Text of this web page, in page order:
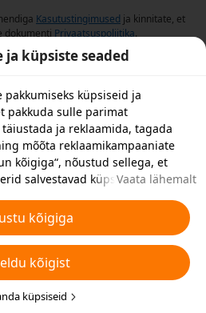
Kasutustingimused ja kinnitate, et
dokumenti Privaatsuspoliitika.
ja küpsiste seaded
pakkumiseks küpsiseid ja
pakkuda sulle parimat
ja reklaamida, tagada
mõõta reklaamikampaaniate
kõigiga“, nõustud sellega, et
salvestavad küpsiseid ja
„Keeldun kõigist“, et keelduda
valida allpool või oma
küpsiseid”, et valida millist tüüpi
või keelata. Täiendavate
ja muu sarnase tehnoloogia
Vaata lähemalt
kõigiga
kõigist
küpsiseid